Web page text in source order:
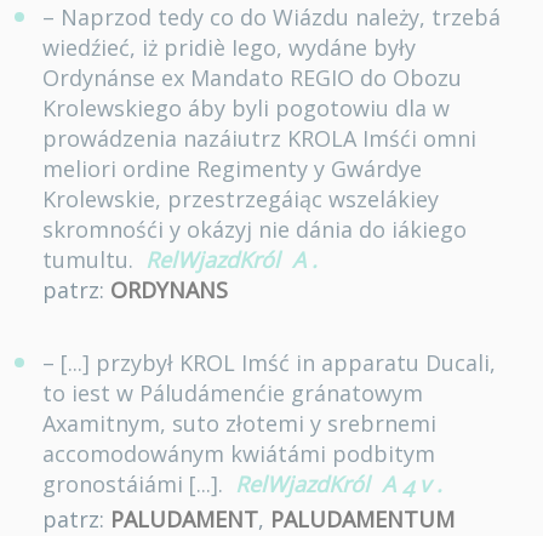
– Naprzod tedy co do Wiázdu należy, trzebá
wiedźieć, iż pridiè Iego, wydáne były
Ordynánse ex Mandato REGIO do Obozu
Krolewskiego áby byli pogotowiu dla w
prowádzenia nazáiutrz KROLA Imśći omni
meliori ordine Regimenty y Gwárdye
Krolewskie, przestrzegáiąc wszelákiey
skromnośći y okázyj nie dánia do iákiego
tumultu. RelWjazdKról A .
patrz: ORDYNANS
– [...] przybył KROL Imść in apparatu Ducali,
to iest w Páludámenćie gránatowym
Axamitnym, suto złotemi y srebrnemi
accomodowánym kwiátámi podbitym
gronostáiámi [...]. RelWjazdKról A 4 v .
patrz: PALUDAMENT, PALUDAMENTUM